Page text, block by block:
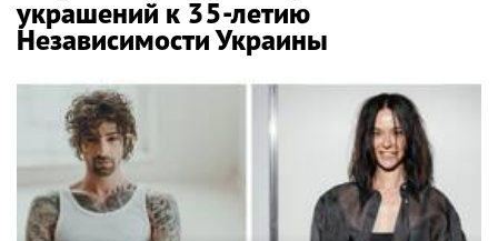
украшений к 35-летию
Независимости Украины